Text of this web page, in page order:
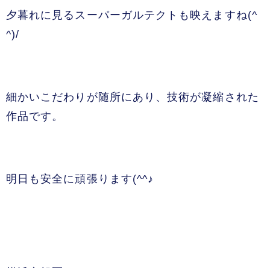
夕暮れに見るスーパーガルテクトも映えますね(^
^)/
細かいこだわりが随所にあり、技術が凝縮された
作品です。
明日も安全に頑張ります(^^♪